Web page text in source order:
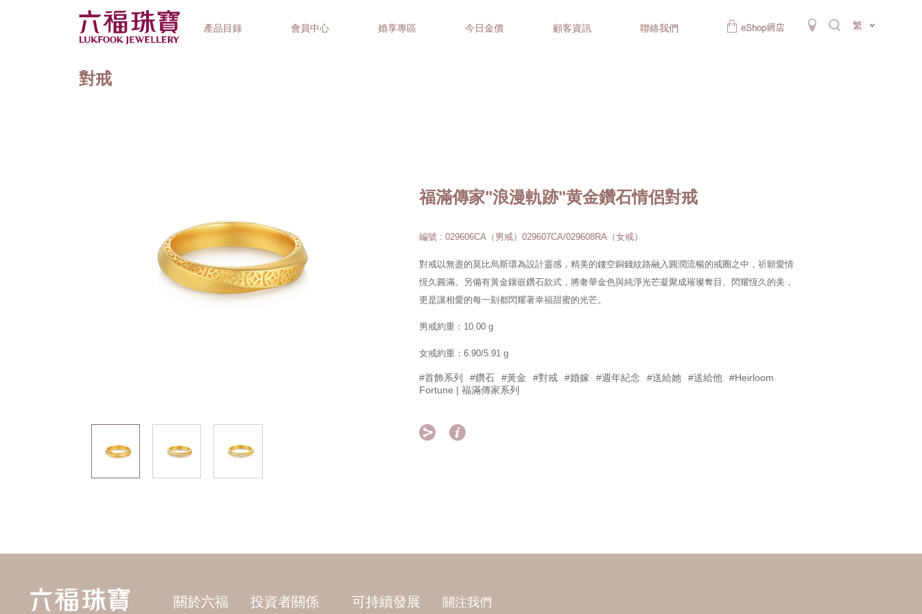
產品目錄 會員中心 婚享專區 今日金價 顧客資訊 聯絡我們 繁
對戒
福滿傳家"浪漫軌跡"黄金鑽石情侶對戒
編號 : 029606CA（男戒）029607CA/029608RA（女戒）
對戒以無盡的莫比烏斯環為設計靈感，精美的鏤空銅錢紋路融入圓潤流暢的戒圈之中，祈願愛情
恆久圓滿。另備有黃金鑲嵌鑽石款式，將奢華金色與純淨光芒凝聚成璀璨奪目、閃耀恆久的美，
更是讓相愛的每一刻都閃耀著幸福甜蜜的光芒。
男戒約重：10.00 g
女戒約重：6.90/5.91 g
#首飾系列 #鑽石 #黃金 #對戒 #婚嫁 #週年紀念 #送給她 #送給他
#Heirloom
Fortune | 福滿傳家系列
 
關於六福 投資者關係 可持續發展 關注我們